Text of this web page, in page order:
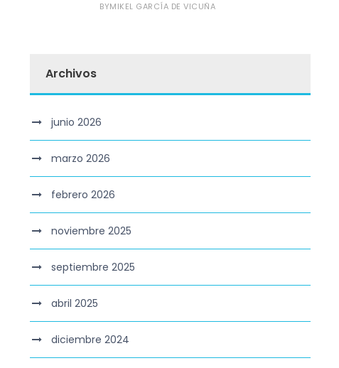
BYMIKEL GARCÍA DE VICUÑA
Archivos
junio 2026
marzo 2026
febrero 2026
noviembre 2025
septiembre 2025
abril 2025
diciembre 2024